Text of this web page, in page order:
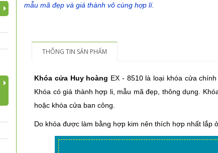
mẫu mã đẹp và giá thành vô cùng hợp lí.
THÔNG TIN SẢN PHẨM
Khóa cửa Huy hoàng EX - 8510 là loại khóa cửa
Khóa có giá thành hợp li, mẫu mã đẹp, thông dụng.
hoặc khóa cửa ban công.
Do khóa được làm bằng hợp kim nên thích hợp nhất lắp